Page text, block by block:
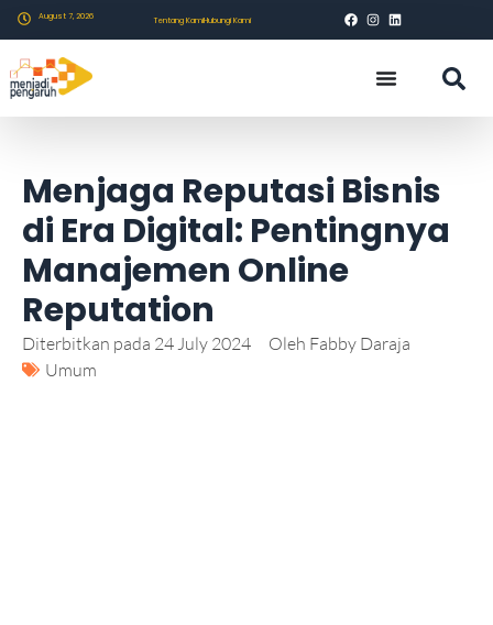
August 7, 2026 Tentang KamiHubungi Kami
Menjaga Reputasi Bisnis
di Era Digital: Pentingnya
Manajemen Online
Reputation
Diterbitkan pada 24 July 2024 Oleh Fabby Daraja
Umum